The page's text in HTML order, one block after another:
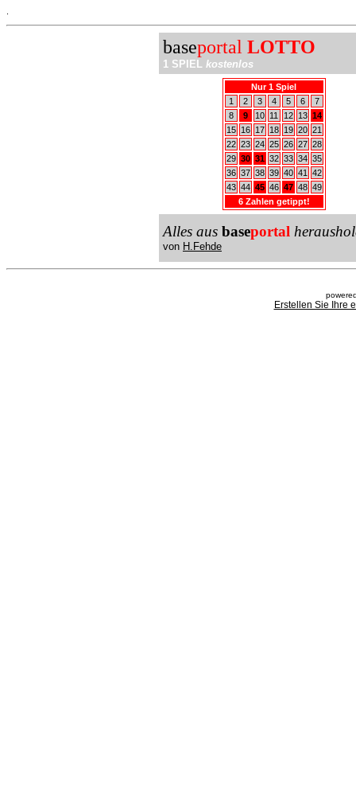
baseportal LOTTO
1 SPIEL kostenlos
Nur 1 Spiel
1
2 3 4 5 6
7
8
9 10 11 12 13 14
15
16 17 18 19 20 21
22 23 24 25 26 27 28
29 30 31 32 33 34 35
36 37 38 39 40 41
42
43 44 45 46 47 48 49
6 Zahlen getippt!
Alles aus baseportal
von H.Fehde
Erstellen Sie Ihre